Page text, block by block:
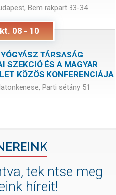
Bem rakpart 33-34
08 - 10
TÁRSASÁG
SZEKCIÓ ÉS A MAGYAR
KÖZÖS KONFERENCIÁJA
Parti sétány 51
tekintse meg
híreit!